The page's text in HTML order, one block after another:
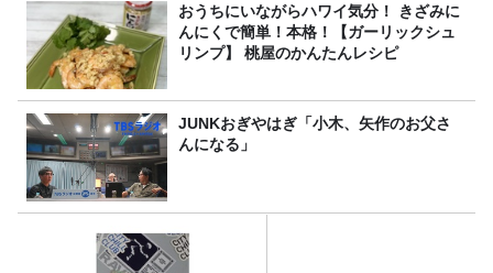
おうちにいながらハワイ気分！ きざみに
んにくで簡単！本格！【ガーリックシュ
リンプ】 桃屋のかんたんレシピ
JUNKおぎやはぎ「小木、矢作のお父さ
んになる」